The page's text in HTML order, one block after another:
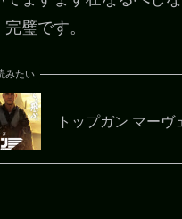
璧です。
みたい
トップガン マーヴ